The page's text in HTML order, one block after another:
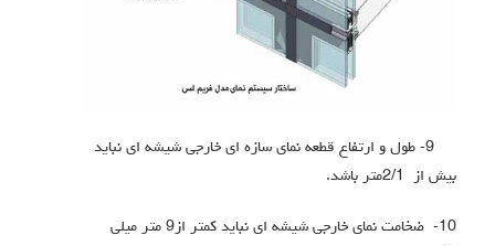
9- طول و ارتفاع قطعه نماي سازه اي خارجی شیشه اي نباید
بیش از 2/1متر باشد.
10- ضخامت نماي خارجی شیشه اي نباید کمتر از9 متر میلی